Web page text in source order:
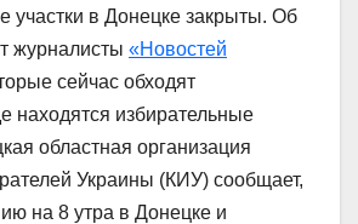
участки в Донецке закрыты. Об
журналисты «Новостей
сейчас обходят
находятся избирательные
областная организация
Украины (КИУ) сообщает,
на 8 утра в Донецке и